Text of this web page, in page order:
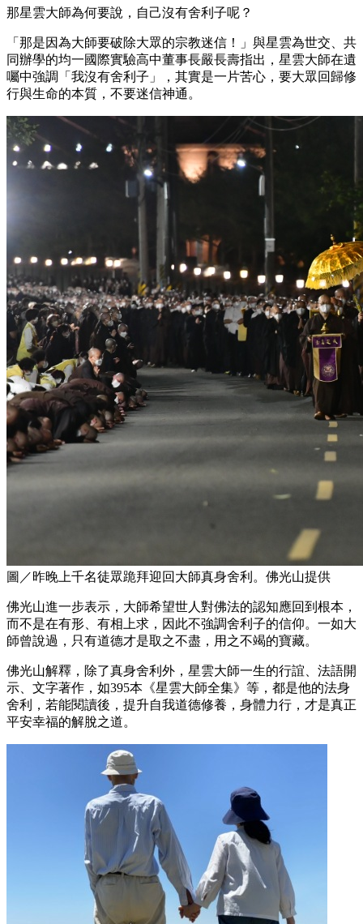
那星雲大師為何要說，自己沒有舍利子呢？
「那是因為大師要破除大眾的宗教迷信！」與星雲為世交、共
同辦學的均一國際實驗高中董事長嚴長壽指出，星雲大師在遺
囑中強調「我沒有舍利子」，其實是一片苦心，要大眾回歸修
行與生命的本質，不要迷信神通。
圖／昨晚上千名徒眾跪拜迎回大師真身舍利。佛光山提供
佛光山進一步表示，大師希望世人對佛法的認知應回到根本，
而不是在有形、有相上求，因此不強調舍利子的信仰。一如大
師曾說過，只有道德才是取之不盡，用之不竭的寶藏。
佛光山解釋，除了真身舍利外，星雲大師一生的行誼、法語開
示、文字著作，如395本《星雲大師全集》等，都是他的法身
舍利，若能閱讀後，提升自我道德修養，身體力行，才是真正
平安幸福的解脫之道。